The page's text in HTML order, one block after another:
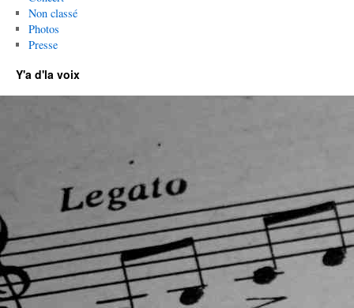
Non classé
Photos
Presse
Y'a d'la voix